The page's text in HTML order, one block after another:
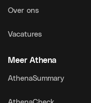
Over ons
Vacatures
Meer Athena
AthenaSummary